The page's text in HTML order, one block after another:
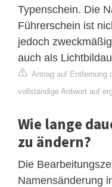
Typenschein. Die
Führerschein ist
jedoch
auch als
Antrag auf Entfernung
vollständige Antwort auf
Wie lange
zu ändern?
Die
Namensänderung